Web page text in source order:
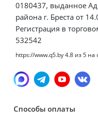
0180437, выданное
района г. Бреста от
Регистрация в
532542
https://www.q5.by4.8 из5 на
Способы оплаты